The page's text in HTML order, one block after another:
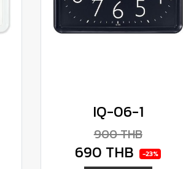
IQ-06-1
900 THB
690 THB -23%